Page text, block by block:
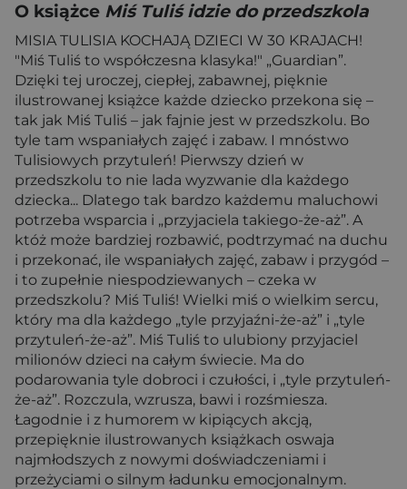
O książce Miś Tuliś idzie do przedszkola
MISIA TULISIA KOCHAJĄ DZIECI W 30 KRAJACH!
"Miś Tuliś to współczesna klasyka!" „Guardian”.
Dzięki tej uroczej, ciepłej, zabawnej, pięknie
ilustrowanej książce każde dziecko przekona się –
tak jak Miś Tuliś – jak fajnie jest w przedszkolu. Bo
tyle tam wspaniałych zajęć i zabaw. I mnóstwo
Tulisiowych przytuleń! Pierwszy dzień w
przedszkolu to nie lada wyzwanie dla każdego
dziecka... Dlatego tak bardzo każdemu maluchowi
potrzeba wsparcia i „przyjaciela takiego-że-aż”. A
któż może bardziej rozbawić, podtrzymać na duchu
i przekonać, ile wspaniałych zajęć, zabaw i przygód –
i to zupełnie niespodziewanych – czeka w
przedszkolu? Miś Tuliś! Wielki miś o wielkim sercu,
który ma dla każdego „tyle przyjaźni-że-aż” i „tyle
przytuleń-że-aż”. Miś Tuliś to ulubiony przyjaciel
milionów dzieci na całym świecie. Ma do
podarowania tyle dobroci i czułości, i „tyle przytuleń-
że-aż”. Rozczula, wzrusza, bawi i rozśmiesza.
Łagodnie i z humorem w kipiących akcją,
przepięknie ilustrowanych książkach oswaja
najmłodszych z nowymi doświadczeniami i
przeżyciami o silnym ładunku emocjonalnym.